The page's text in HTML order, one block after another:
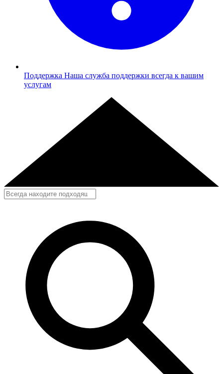
Поддержка Наша служба поддержки всегда к вашим
услугам